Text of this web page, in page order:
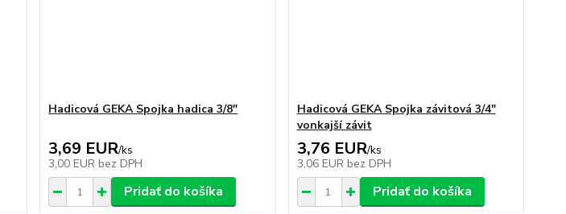
Hadicová GEKA Spojka hadica 3/8"
3,69 EUR/ks
3,00 EUR bez DPH
Pridať do košíka
Hadicová GEKA Spojka závitová 3/4"
vonkajší závit
3,76 EUR/ks
3,06 EUR bez DPH
Pridať do košíka